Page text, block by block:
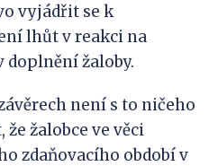
vyjádřit se k
lhůt v reakci na
doplnění žaloby.
není s to ničeho
žalobce ve věci
zdaňovacího období v